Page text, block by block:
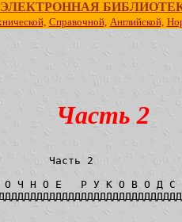
ЭЛЕКТРОННАЯ
Справочной, Английской,
Часть 2
О Ч Н О Е   Р У К О В О Д С